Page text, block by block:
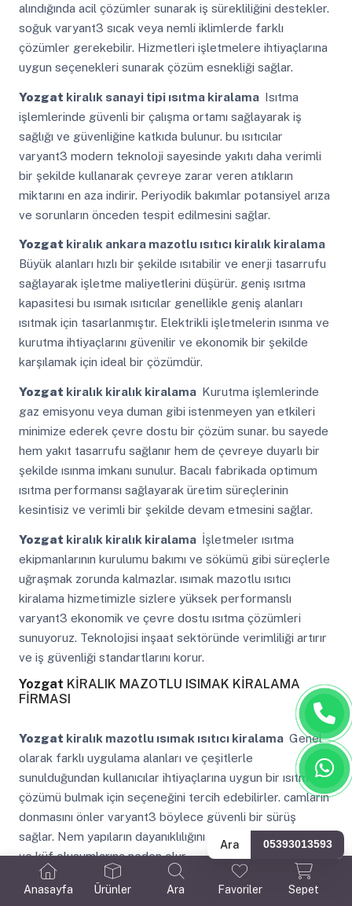
Anasayfa Ürünler Ara Favoriler Sepet
alındığında acil çözümler sunarak iş sürekliliğini destekler.
soğuk varyant3 sıcak veya nemli iklimlerde farklı
çözümler gerekebilir. Hizmetleri işletmelere ihtiyaçlarına
uygun seçenekleri sunarak çözüm esnekliği sağlar.
Yozgat kiralık sanayi tipi ısıtma kiralama Isıtma
işlemlerinde güvenli bir çalışma ortamı sağlayarak iş
sağlığı ve güvenliğine katkıda bulunur. bu ısıtıcılar
varyant3 modern teknoloji sayesinde yakıtı daha verimli
bir şekilde kullanarak çevreye zarar veren atıkların
miktarını en aza indirir. Periyodik bakımlar potansiyel arıza
ve sorunların önceden tespit edilmesini sağlar.
Yozgat kiralık ankara mazotlu ısıtıcı kiralık kiralama
Büyük alanları hızlı bir şekilde ısıtabilir ve enerji tasarrufu
sağlayarak işletme maliyetlerini düşürür. geniş ısıtma
kapasitesi bu ısımak ısıtıcılar genellikle geniş alanları
ısıtmak için tasarlanmıştır. Elektrikli işletmelerin ısınma ve
kurutma ihtiyaçlarını güvenilir ve ekonomik bir şekilde
karşılamak için ideal bir çözümdür.
Yozgat kiralık kiralık kiralama Kurutma işlemlerinde
gaz emisyonu veya duman gibi istenmeyen yan etkileri
minimize ederek çevre dostu bir çözüm sunar. bu sayede
hem yakıt tasarrufu sağlanır hem de çevreye duyarlı bir
şekilde ısınma imkanı sunulur. Bacalı fabrikada optimum
ısıtma performansı sağlayarak üretim süreçlerinin
kesintisiz ve verimli bir şekilde devam etmesini sağlar.
Yozgat kiralık kiralık kiralama İşletmeler ısıtma
ekipmanlarının kurulumu bakımı ve sökümü gibi süreçlerle
uğraşmak zorunda kalmazlar. ısımak mazotlu ısıtıcı
kiralama hizmetimizle sizlere yüksek performanslı
varyant3 ekonomik ve çevre dostu ısıtma çözümleri
sunuyoruz. Teknolojisi inşaat sektöründe verimliliği artırır
ve iş güvenliği standartlarını korur.
Yozgat KİRALIK MAZOTLU ISIMAK KİRALAMA
FİRMASI
Yozgat kiralık mazotlu ısımak ısıtıcı kiralama Genel
olarak farklı uygulama alanları ve çeşitlerle
sunulduğundan kullanıcılar ihtiyaçlarına uygun bir ısıtma
çözümü bulmak için seçeneğini tercih edebilirler. camların
donmasını önler varyant3 böylece güvenli bir sürüş
sağlar. Nem yapıların dayanıklılığını azaltarak çürümelere
ve küf oluşumlarına neden olur.
Yozgatkiralık şap kurutma makinesi kiralama
Ara 05393013593